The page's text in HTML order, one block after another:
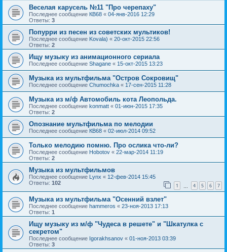
Веселая карусель №11 "Про черепаху"
Последнее сообщение КВ68 « 04-янв-2016 12:29
Ответы: 3
Попурри из песен из советских мультиков!
Последнее сообщение Kovala) « 20-окт-2015 22:56
Ответы: 2
Ищу музыку из анимационного сериала
Последнее сообщение Shagane « 15-окт-2015 13:23
Музыка из мультфильма "Остров Сокровищ"
Последнее сообщение Chumochka « 17-сен-2015 11:28
Музыка из м/ф Автомобиль кота Леопольда.
Последнее сообщение konmatt « 01-июн-2015 17:35
Ответы: 2
Опознание мультфильма по мелодии
Последнее сообщение КВ68 « 02-июл-2014 09:52
Только мелодию помню. Про ослика что-ли?
Последнее сообщение Hobotov « 22-мар-2014 11:19
Ответы: 2
Музыка из мультфильмов
Последнее сообщение Lynx « 12-фев-2014 15:45
Ответы: 102 1 4 5 6 7
Музыка из мультфильма "Осенний взлет"
Последнее сообщение hammeros « 23-ноя-2013 17:13
Ответы: 1
Ищу музыку из м/ф "Чудеса в решете" и "Шкатулка с
секретом"
Последнее сообщение Igorakhsanov « 01-ноя-2013 03:39
Ответы: 3